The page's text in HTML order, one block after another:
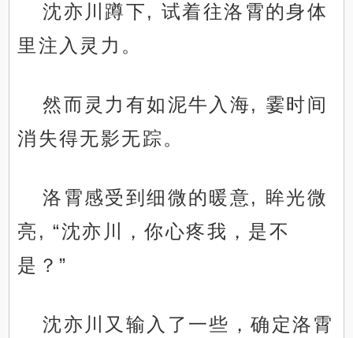
沈亦川蹲下, 试着往洛霄的身体
里注入灵力。
然而灵力有如泥牛入海, 霎时间
消失得无影无踪。
洛霄感受到细微的暖意, 眸光微
亮, “沈亦川，你心疼我，是不
是？”
沈亦川又输入了一些，确定洛霄